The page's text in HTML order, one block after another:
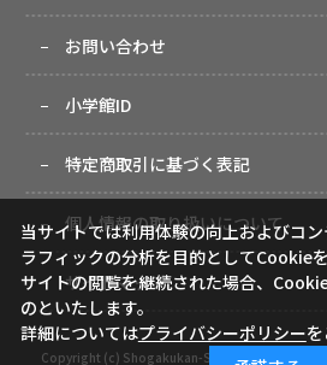
お問い合わせ
小学館ID
特定商取引に基づく表記
個人情報の取り扱いについて
サイトマップ
Copyright (c) Shogakukan-Shueisha
当サイトでは利用体験の向上およびコ
ラフィックの分析を目的としてCookie
サイトの閲覧を継続された場合、
のといたします。
詳細についてはプライバシーポリシー